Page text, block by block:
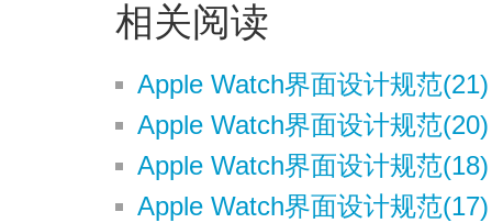
相关阅读
Apple Watch界面设计规范
Apple Watch界面设计规范
Apple Watch界面设计规范
Apple Watch界面设计规范